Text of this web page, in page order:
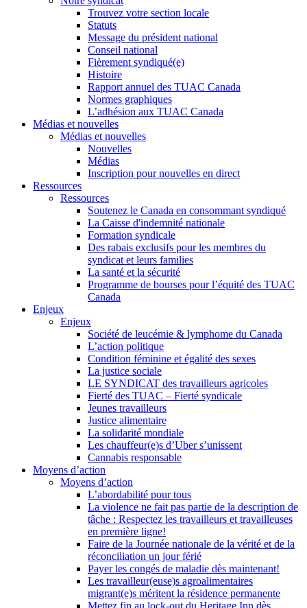
Trouvez votre section locale
Statuts
Message du président national
Conseil national
Fièrement syndiqué(e)
Histoire
Rapport annuel des TUAC Canada
Normes graphiques
L’adhésion aux TUAC Canada
Médias et nouvelles
Médias et nouvelles
Nouvelles
Médias
Inscription pour nouvelles en direct
Ressources
Ressources
Soutenez le Canada en consommant syndiqué
La Caisse d'indemnité nationale
Formation syndicale
Des rabais exclusifs pour les membres du
syndicat et leurs families
La santé et la sécurité
Programme de bourses pour l’équité des TUAC
Canada
Enjeux
Enjeux
Société de leucémie & lymphome du Canada
L’action politique
Condition féminine et égalité des sexes
La justice sociale
LE SYNDICAT des travailleurs agricoles
Fierté des TUAC – Fierté syndicale
Jeunes travailleurs
Justice alimentaire
La solidarité mondiale
Les chauffeur(e)s d’Uber s’unissent
Cannabis responsable
Moyens d’action
Moyens d’action
L’abordabilité pour tous
La violence ne fait pas partie de la description de
tâche : Respectez les travailleurs et travailleuses
en première ligne!
Faire de la Journée nationale de la vérité et de la
réconciliation un jour férié
Payer les congés de maladie dès maintenant!
Les travailleur(euse)s agroalimentaires
migrant(e)s méritent la résidence permanente